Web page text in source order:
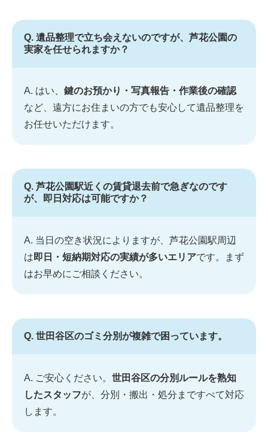
Q. 遺品整理で立ち会えないのですが、芦花公園の
実家を任せられますか？
A. はい、 鍵のお預かり・写真報告・作業後の確認
など、遠方にお住まいの方でも安心して遺品整理を
お任せいただけます。
Q. 芦花公園駅近くの賃貸退去前で急ぎなのです
が、即日対応は可能ですか？
A. 当日の空き状況によりますが、芦花公園駅周辺
は 即日・短納期対応の実績が多いエリアです。まず
はお早めにご相談ください。
Q. 世田谷区のゴミ分別が複雑で困っています。
A. ご安心ください。 世田谷区の分別ルールを熟知
したスタッフが、分別・搬出・処分まですべて対応
します。